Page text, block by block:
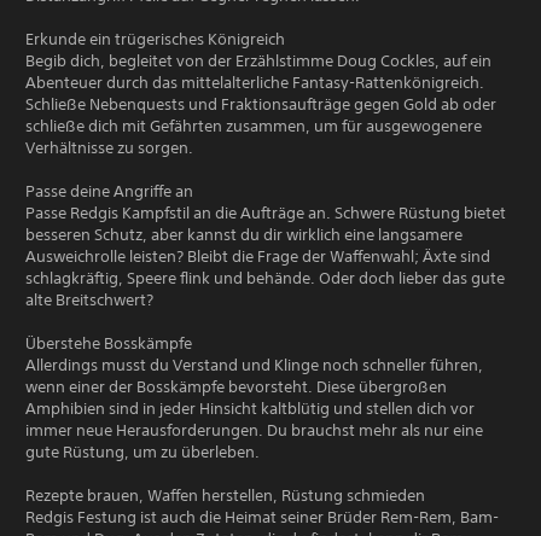
Erkunde ein trügerisches Königreich
Begib dich, begleitet von der Erzählstimme Doug Cockles, auf ein
Abenteuer durch das mittelalterliche Fantasy-Rattenkönigreich.
Schließe Nebenquests und Fraktionsaufträge gegen Gold ab oder
schließe dich mit Gefährten zusammen, um für ausgewogenere
Verhältnisse zu sorgen.
Passe deine Angriffe an
Passe Redgis Kampfstil an die Aufträge an. Schwere Rüstung bietet
besseren Schutz, aber kannst du dir wirklich eine langsamere
Ausweichrolle leisten? Bleibt die Frage der Waffenwahl; Äxte sind
schlagkräftig, Speere flink und behände. Oder doch lieber das gute
alte Breitschwert?
Überstehe Bosskämpfe
Allerdings musst du Verstand und Klinge noch schneller führen,
wenn einer der Bosskämpfe bevorsteht. Diese übergroßen
Amphibien sind in jeder Hinsicht kaltblütig und stellen dich vor
immer neue Herausforderungen. Du brauchst mehr als nur eine
gute Rüstung, um zu überleben.
Rezepte brauen, Waffen herstellen, Rüstung schmieden
Redgis Festung ist auch die Heimat seiner Brüder Rem-Rem, Bam-